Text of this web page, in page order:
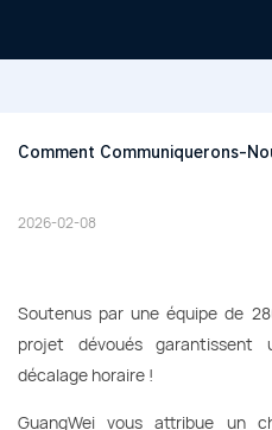
Comment Communiquerons-
2026-02-08
Soutenus par une équipe de
projet dévoués garantissent
décalage horaire !
GuangWei vous attribue un